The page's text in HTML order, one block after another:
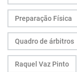
Preparação Física
Quadro de árbitros
Raquel Vaz Pinto